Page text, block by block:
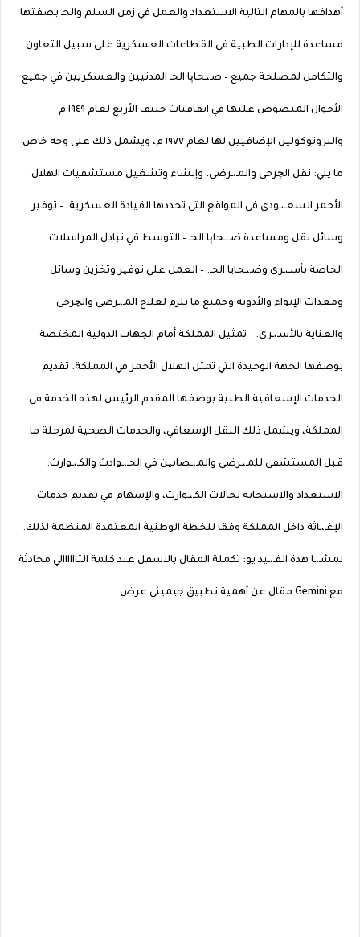
أهدافها بالمهام التالية الاستعداد والعمل في زمن السلم والحـ بصفتها
مساعدة للإدارات الطبية في القطاعات العسكرية على سبيل التعاون
والتكامل لمصلحة جميع – ضـ،ـحاېا الحـ المدنيين والعسكريين في جميع
الأحوال المنصوص عليها في اتفاقيات جنيف الأربع لعام ١٩٤٩ م
والبروتوكولين الإضافيين لها لعام ١٩٧٧ م، ويشمل ذلك على وجه خاص
ما يلي: نقل الچرحى والمـ،ـرضى، وإنشاء وتشغيل مستشفيات الهلال
الأحمر السعـ،ـودي في المواقع التي تحددها القيادة العسكرية. – توفير
وسائل نقل ومساعدة ضـ،ـحاېا الحـ – التوسط في تبادل المراسلات
الخاصة بأسـ،ـرى وضـ،ـحايا الحـ. – العمل على توفير وتخزين وسائل
ومعدات الإيواء والأدوية وجميع ما يلزم لعلاج المـ،ـرضى والچرحى
والعناية بالأسـ،ـرى. – تمثيل المملكة أمام الجهات الدولية المختصة
بوصفها الجهة الوحيدة التي تمثل الهلال الأحمر في المملكة. تقديم
الخدمات الإسعافية الطبية بوصفها المقدم الرئيس لهذه الخدمة في
المملكة، ويشمل ذلك النقل الإسعافي، والخدمات الصحية لمرحلة ما
قبل المستشفى للمـ،ـرضى والمـ،ـصابين في الحـ،ـوادث والكـ،ـوارث.
الاستعداد والاستجابة لحالات الكـ،ـوارث، والإسهام في تقديم خدمات
الإغـ،ـاثة داخل المملكة وفقا للخطة الوطنية المعتمدة المنظمة لذلك.
لمشـ،ـا هدة الفـ،ـيد يو: تكملة المقال بالاسفل عند كلمة التاااااالي محادثة
مع Gemini مقال عن أهمية تطبيق جيميني عرض